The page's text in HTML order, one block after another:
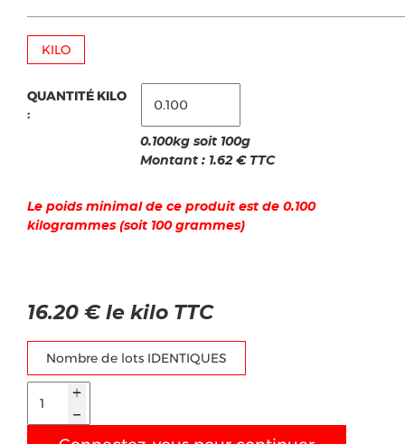
KILO
QUANTITÉ KILO
:
0.100kg soit 100g
Montant : 1.62€ TTC
Le poids minimal de ce produit est de 0.100
kilogrammes (soit 100 grammes)
16.20 € le kilo TTC
Nombre de lots IDENTIQUES